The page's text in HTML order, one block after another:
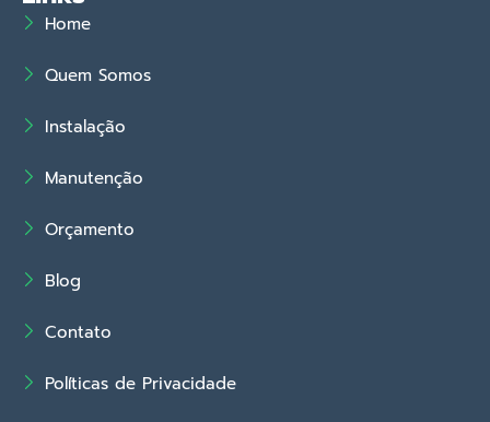
Home
Quem Somos
Instalação
Manutenção
Orçamento
Blog
Contato
Políticas de Privacidade